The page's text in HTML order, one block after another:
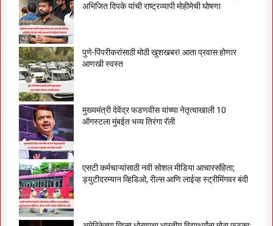
अभिजित दिपके यांची राष्ट्रव्यापी माेहीमेची घाेषणा
पुणे-पिंपरीकरांसाठी मोठी खुशखबर! आता प्रवास होणार
आणखी स्वस्त
मुख्यमंत्री देवेंद्र फडणवीस यांच्या नेतृत्वाखाली 10
ऑगस्टला मुंबईत भव्य तिरंगा रॅली
एसटी कर्मचाऱ्यांसाठी नवी सोशल मीडिया आचारसंहिता;
ड्युटीदरम्यान व्हिडिओ, रील्स आणि लाईव्ह स्ट्रीमिंगवर बंदी